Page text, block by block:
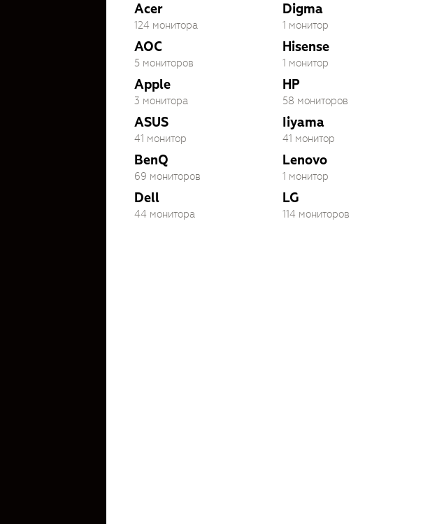
Acer
124 монитора
AOC
5 мониторов
Apple
3 монитора
ASUS
41 монитор
BenQ
69 мониторов
Dell
44 монитора
Digma
1 монитор
Hisense
1 монитор
HP
58 мониторов
Iiyama
41 монитор
Lenovo
1 монитор
LG
114 мониторов